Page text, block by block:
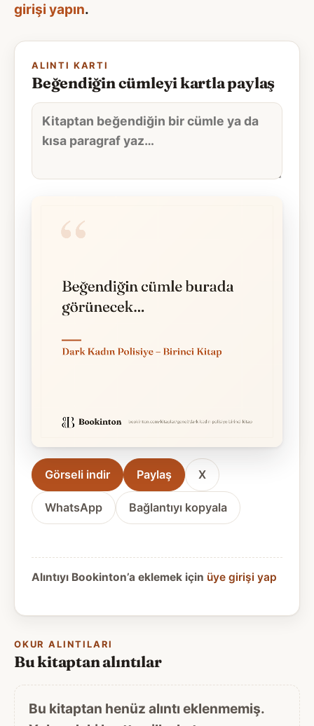
girişi yapın.
ALINTI KARTI
Beğendiğin cümleyi kartla paylaş
Alıntı
metni
Görseli indir Paylaş X
WhatsApp Bağlantıyı kopyala
Alıntıyı Bookinton’a eklemek için üye girişi yap
OKUR ALINTILARI
Bu kitaptan alıntılar
Bu kitaptan henüz alıntı eklenmemiş.